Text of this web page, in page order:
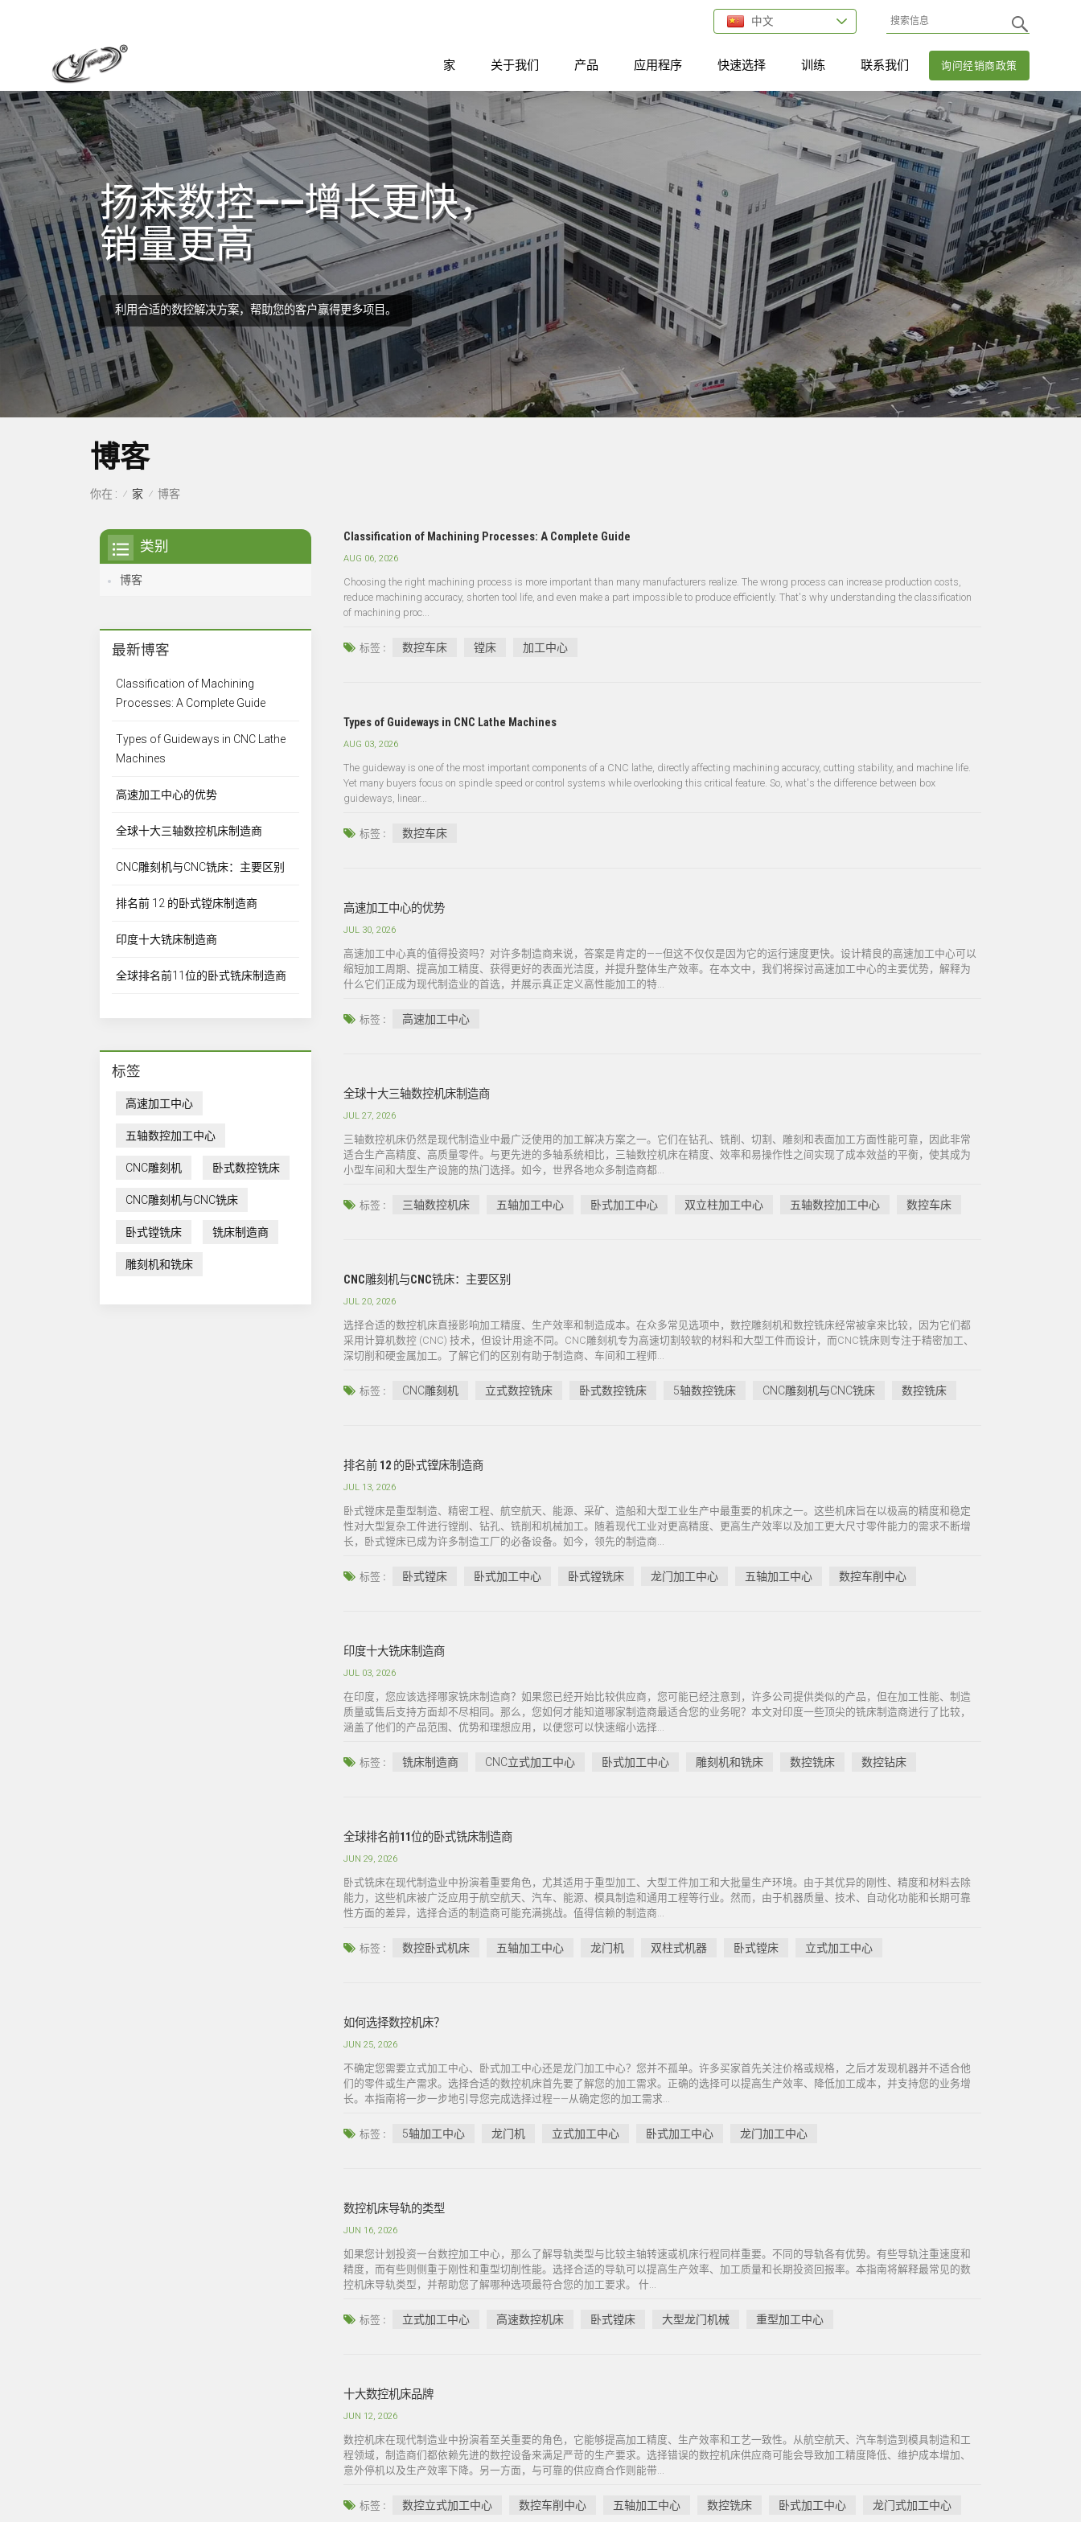
中文
询问经销商政策
家 关于我们 产品 应用程序 快速选择 训练 联系我们
扬森数控——增长更快，
销量更高
利用合适的数控解决方案，帮助您的客户赢得更多项目。
博客
你在 : / 家 / 博客
Classification of Machining Processes: A Complete Guide
AUG 06, 2026
Choosing the right machining process is more important than many manufacturers realize. The wrong process can increase production costs,
reduce machining accuracy, shorten tool life, and even make a part impossible to produce efficiently. That's why understanding the classification
of machining proc...
标签 : 数控车床 镗床 加工中心
Types of Guideways in CNC Lathe Machines
AUG 03, 2026
The guideway is one of the most important components of a CNC lathe, directly affecting machining accuracy, cutting stability, and machine life.
Yet many buyers focus on spindle speed or control systems while overlooking this critical feature. So, what's the difference between box
guideways, linear...
标签 : 数控车床
高速加工中心的优势
JUL 30, 2026
高速加工中心真的值得投资吗？对许多制造商来说，答案是肯定的——但这不仅仅是因为它的运行速度更快。设计精良的高速加工中心可以
缩短加工周期、提高加工精度、获得更好的表面光洁度，并提升整体生产效率。在本文中，我们将探讨高速加工中心的主要优势，解释为
什么它们正成为现代制造业的首选，并展示真正定义高性能加工的特...
标签 : 高速加工中心
全球十大三轴数控机床制造商
JUL 27, 2026
三轴数控机床仍然是现代制造业中最广泛使用的加工解决方案之一。它们在钻孔、铣削、切割、雕刻和表面加工方面性能可靠，因此非常
适合生产高精度、高质量零件。与更先进的多轴系统相比，三轴数控机床在精度、效率和易操作性之间实现了成本效益的平衡，使其成为
小型车间和大型生产设施的热门选择。如今，世界各地众多制造商都...
标签 : 三轴数控机床 五轴加工中心 卧式加工中心 双立柱加工中心 五轴数控加工中心 数控车床
CNC雕刻机与CNC铣床：主要区别
JUL 20, 2026
选择合适的数控机床直接影响加工精度、生产效率和制造成本。在众多常见选项中，数控雕刻机和数控铣床经常被拿来比较，因为它们都
采用计算机数控 (CNC) 技术，但设计用途不同。CNC雕刻机专为高速切割较软的材料和大型工件而设计，而CNC铣床则专注于精密加工、
深切削和硬金属加工。了解它们的区别有助于制造商、车间和工程师...
标签 : CNC雕刻机 立式数控铣床 卧式数控铣床 5轴数控铣床 CNC雕刻机与CNC铣床 数控铣床
排名前 12 的卧式镗床制造商
JUL 13, 2026
卧式镗床是重型制造、精密工程、航空航天、能源、采矿、造船和大型工业生产中最重要的机床之一。这些机床旨在以极高的精度和稳定
性对大型复杂工件进行镗削、钻孔、铣削和机械加工。随着现代工业对更高精度、更高生产效率以及加工更大尺寸零件能力的需求不断增
长，卧式镗床已成为许多制造工厂的必备设备。如今，领先的制造商...
标签 : 卧式镗床 卧式加工中心 卧式镗铣床 龙门加工中心 五轴加工中心 数控车削中心
印度十大铣床制造商
JUL 03, 2026
在印度，您应该选择哪家铣床制造商？如果您已经开始比较供应商，您可能已经注意到，许多公司提供类似的产品，但在加工性能、制造
质量或售后支持方面却不尽相同。那么，您如何才能知道哪家制造商最适合您的业务呢？本文对印度一些顶尖的铣床制造商进行了比较，
涵盖了他们的产品范围、优势和理想应用，以便您可以快速缩小选择...
标签 : 铣床制造商 CNC立式加工中心 卧式加工中心 雕刻机和铣床 数控铣床 数控钻床
全球排名前11位的卧式铣床制造商
JUN 29, 2026
卧式铣床在现代制造业中扮演着重要角色，尤其适用于重型加工、大型工件加工和大批量生产环境。由于其优异的刚性、精度和材料去除
能力，这些机床被广泛应用于航空航天、汽车、能源、模具制造和通用工程等行业。然而，由于机器质量、技术、自动化功能和长期可靠
性方面的差异，选择合适的制造商可能充满挑战。值得信赖的制造商...
标签 : 数控卧式机床 五轴加工中心 龙门机 双柱式机器 卧式镗床 立式加工中心
如何选择数控机床？
JUN 25, 2026
不确定您需要立式加工中心、卧式加工中心还是龙门加工中心？您并不孤单。许多买家首先关注价格或规格，之后才发现机器并不适合他
们的零件或生产需求。选择合适的数控机床首先要了解您的加工需求。正确的选择可以提高生产效率、降低加工成本，并支持您的业务增
长。本指南将一步一步地引导您完成选择过程——从确定您的加工需求...
标签 : 5轴加工中心 龙门机 立式加工中心 卧式加工中心 龙门加工中心
数控机床导轨的类型
JUN 16, 2026
如果您计划投资一台数控加工中心，那么了解导轨类型与比较主轴转速或机床行程同样重要。不同的导轨各有优势。有些导轨注重速度和
精度，而有些则侧重于刚性和重型切削性能。选择合适的导轨可以提高生产效率、加工质量和长期投资回报率。本指南将解释最常见的数
控机床导轨类型，并帮助您了解哪种选项最符合您的加工要求。 什...
标签 : 立式加工中心 高速数控机床 卧式镗床 大型龙门机械 重型加工中心
十大数控机床品牌
JUN 12, 2026
数控机床在现代制造业中扮演着至关重要的角色，它能够提高加工精度、生产效率和工艺一致性。从航空航天、汽车制造到模具制造和工
程领域，制造商们都依赖先进的数控设备来满足严苛的生产要求。选择错误的数控机床供应商可能会导致加工精度降低、维护成本增加、
意外停机以及生产效率下降。另一方面，与可靠的供应商合作则能带...
标签 : 数控立式加工中心 数控车削中心 五轴加工中心 数控铣床 卧式加工中心 龙门式加工中心
类别
博客
最新博客
Classification of Machining
Processes: A Complete Guide
Types of Guideways in CNC Lathe
Machines
高速加工中心的优势
全球十大三轴数控机床制造商
CNC雕刻机与CNC铣床：主要区别
排名前 12 的卧式镗床制造商
印度十大铣床制造商
全球排名前11位的卧式铣床制造商
标签
高速加工中心
五轴数控加工中心
CNC雕刻机 卧式数控铣床
CNC雕刻机与CNC铣床
卧式镗铣床 铣床制造商
雕刻机和铣床